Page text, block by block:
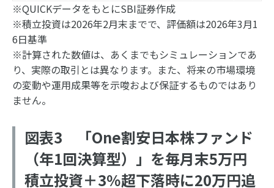
※QUICKデータをもとにSBI証券作成
※積立投資は2026年2月末までで、評価額は2026年3月1
6日基準
※計算された数値は、あくまでもシミュレーションであ
り、実際の取引とは異なります。また、将来の市場環境
の変動や運用成果等を示唆および保証するものではあり
ません。
図表3 「One割安日本株ファンド
（年1回決算型）」を毎月末5万円
積立投資＋3％超下落時に20万円追